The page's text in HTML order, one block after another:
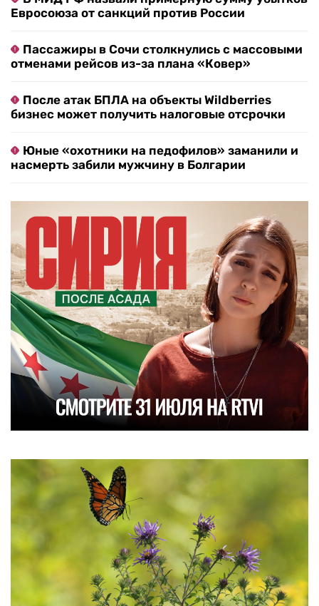
Евросоюза от санкций против России
Пассажиры в Сочи столкнулись с массовыми
отменами рейсов из-за плана «Ковер»
После атак БПЛА на объекты Wildberries
бизнес может получить налоговые отсрочки
Юные «охотники на педофилов» заманили и
насмерть забили мужчину в Болгарии